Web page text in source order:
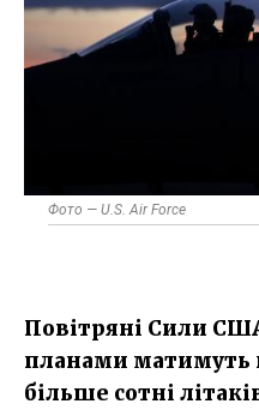
Фото — U.S. Air Force
Повітряні Сили
планами матимуть
більше сотні